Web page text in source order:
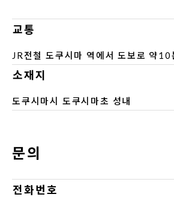
교통
JR전철 도쿠시마 역에서 도보로 약10
소재지
도쿠시마시 도쿠시마초 성내
문의
전화번호